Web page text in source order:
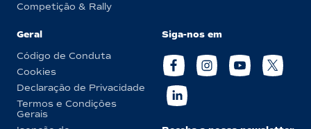
Competição & Rally
Geral
Código de Conduta
Cookies
Declaração de Privacidade
Termos e Condições
Gerais
Siga-nos em